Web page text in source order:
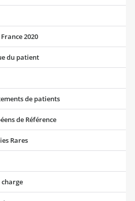
2020
du patient
de patients
de Référence
Rares